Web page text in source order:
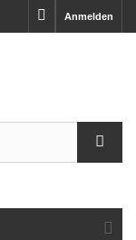
Anmelden